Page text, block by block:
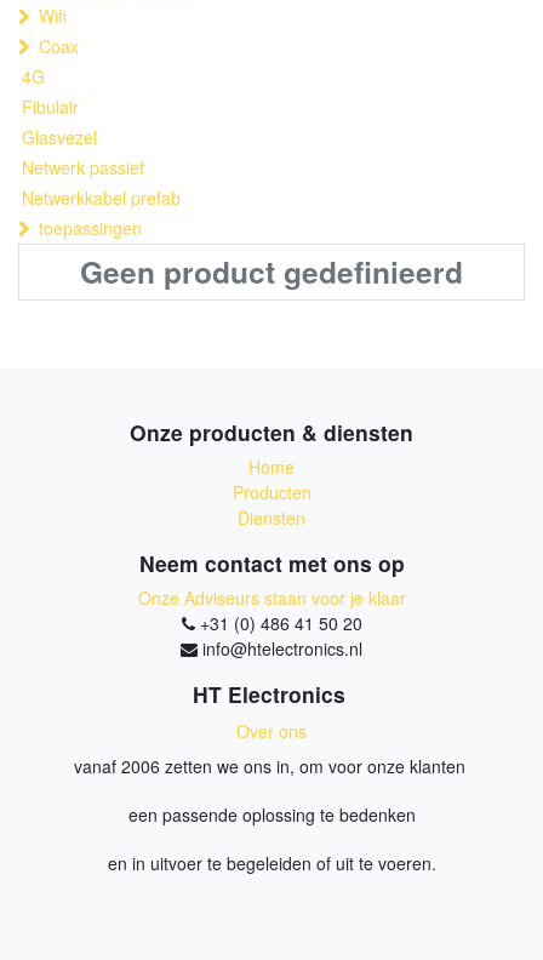
Wifi
Coax
4G
Fibulair
Glasvezel
Netwerk passief
Netwerkkabel prefab
toepassingen
Geen product gedefinieerd
Onze producten & diensten
Home
Producten
Diensten
Neem contact met ons op
Onze Adviseurs staan voor je klaar
+31 (0) 486 41 50 20
info@htelectronics.nl
HT Electronics
Over ons
vanaf 2006 zetten we ons in, om voor onze klanten
een passende oplossing te bedenken
en in uitvoer te begeleiden of uit te voeren.